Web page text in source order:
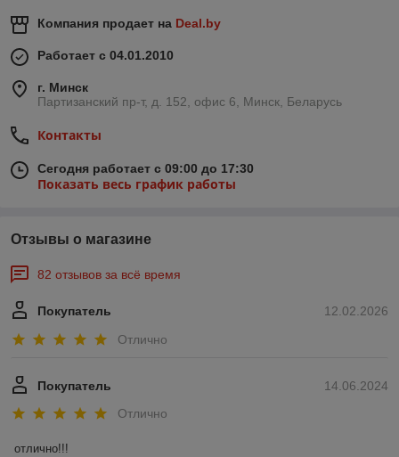
Компания продает на Deal.by
Работает с 04.01.2010
г. Минск
Партизанский пр-т, д. 152, офис 6, Минск, Беларусь
Контакты
Сегодня работает с 09:00 до 17:30
Показать весь график работы
Отзывы о магазине
82 отзывов за всё время
12.02.2026
Покупатель
Отлично
14.06.2024
Покупатель
Отлично
отлично!!!